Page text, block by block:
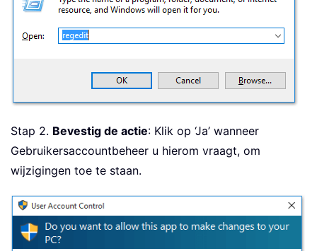
Stap 2. Bevestig de actie: Klik op ‘Ja’ wanneer
Gebruikersaccountbeheer u hierom vraagt, om
wijzigingen toe te staan.